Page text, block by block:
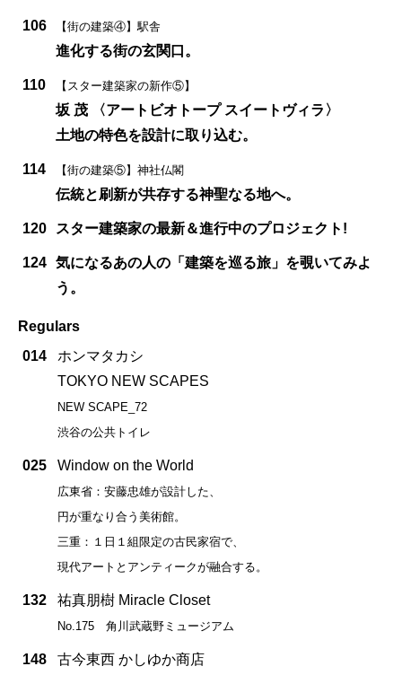
106 【街の建築④】駅舎
進化する街の玄関口。
110 【スター建築家の新作⑤】
坂 茂 〈アートビオトープ スイートヴィラ〉
土地の特色を設計に取り込む。
114 【街の建築⑤】神社仏閣
伝統と刷新が共存する神聖なる地へ。
120 スター建築家の最新＆進行中のプロジェクト!
124 気になるあの人の「建築を巡る旅」を覗いてみよ
う。
Regulars
014
ホンマタカシ
TOKYO NEW SCAPES
NEW SCAPE_72
渋谷の公共トイレ
025 Window on the World
広東省：安藤忠雄が設計した、
円が重なり合う美術館。
三重：１日１組限定の古民家宿で、
現代アートとアンティークが融合する。
132 祐真朋樹 Miracle Closet
No.175 角川武蔵野ミュージアム
148 古今東西 かしゆか商店